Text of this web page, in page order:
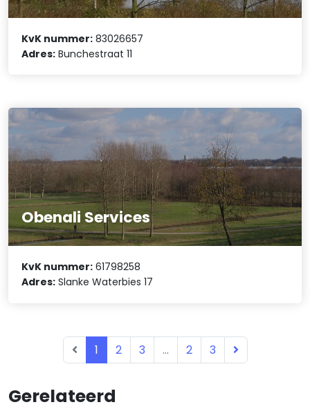
Gerelateerd
KvK nummer: 83026657
Adres: Bunchestraat 11
Obenali Services
KvK nummer: 61798258
Adres: Slanke Waterbies 17
1 2 3 ... 2 3